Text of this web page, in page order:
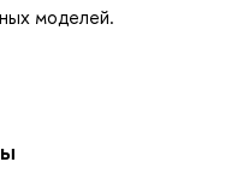
моделей.